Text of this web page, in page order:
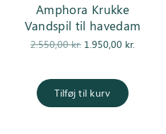
Amphora Krukke
Vandspil til havedam
2.550,00kr.
Den
2.550,00 kr..
1.950,00 kr.
Tilføj til kurv